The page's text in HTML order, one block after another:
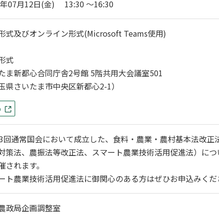
07月12日(金) 13:30 〜16:30
式及びオンライン形式(Microsoft Teams使用)
式
ま新都心合同庁舎2号館 5階共用大会議室501
県さいたま市中央区新都心2-1）
回通常国会において成立した、食料・農業・農村基本法改
策法、農振法等改正法、スマート農業技術活用促進法）に
されます。
ト農業技術活用促進法に御関心のある方はぜひお申込みく
政局企画調整室